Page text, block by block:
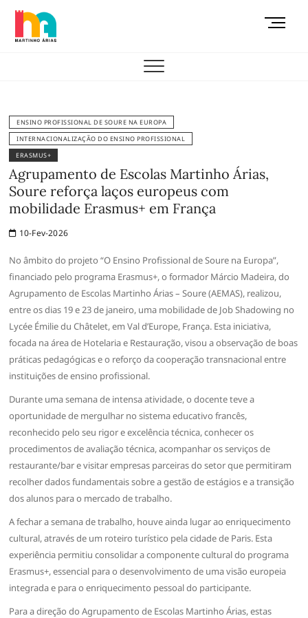
Skip
content
M
ENSINO PROFISSIONAL DE SOURE NA EUROPA
INTERNACIONALIZAÇÃO DO ENSINO PROFISSIONAL
ERASMUS+
Agrupamento de Escolas Martinho Árias,
Soure reforça laços europeus com
mobilidade Erasmus+ em França
10-Fev-2026
No âmbito do projeto “O Ensino Profissional de Soure na Europa”,
financiado pelo programa Erasmus+, o formador Márcio Madeira, do
Agrupamento de Escolas Martinho Árias – Soure (AEMAS), realizou,
entre os dias 19 e 23 de janeiro, uma mobilidade de Job Shadowing no
Lycée Émilie du Châtelet, em Val d’Europe, França. Esta iniciativa,
focada na área de Hotelaria e Restauração, visou a observação de boas
práticas pedagógicas e o reforço da cooperação transnacional entre
instituições de ensino profissional.
Durante uma semana de intensa atividade, o docente teve a
oportunidade de mergulhar no sistema educativo francês,
reconhecido pelo seu rigor e excelência técnica, conhecer os
procedimentos de avaliação técnica, acompanhar os serviços de
restaurante/bar e visitar empresas parceiras do setor que permitiram
recolher dados fundamentais sobre a gestão de estágios e a transição
dos alunos para o mercado de trabalho.
A fechar a semana de trabalho, houve ainda lugar ao enriquecimento
cultural, através de um roteiro turístico pela cidade de Paris. Esta
experiência permitiu consolidar a componente cultural do programa
Erasmus+, essencial para o desenvolvimento de uma visão europeia
integrada e para o enriquecimento pessoal do participante.
Para a direção do Agrupamento de Escolas Martinho Árias, estas